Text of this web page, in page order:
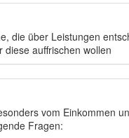
die über Leistungen
auffrischen wollen
vom Einkommen
Fragen: